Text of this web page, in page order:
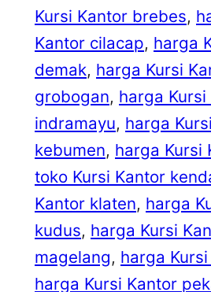
Kursi Kantor brebes,
Kantor cilacap, harga
demak, harga Kursi
grobogan, harga
indramayu, harga
kebumen, harga Kursi
toko Kursi Kantor
Kantor klaten, harga
kudus, harga Kursi
magelang, harga
harga Kursi Kantor